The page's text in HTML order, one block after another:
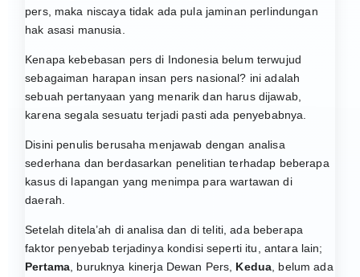
pers, maka niscaya tidak ada pula jaminan perlindungan
hak asasi manusia.
Kenapa kebebasan pers di Indonesia belum terwujud
sebagaiman harapan insan pers nasional? ini adalah
sebuah pertanyaan yang menarik dan harus dijawab,
karena segala sesuatu terjadi pasti ada penyebabnya.
Disini penulis berusaha menjawab dengan analisa
sederhana dan berdasarkan penelitian terhadap beberapa
kasus di lapangan yang menimpa para wartawan di
daerah.
Setelah ditela’ah di analisa dan di teliti, ada beberapa
faktor penyebab terjadinya kondisi seperti itu, antara lain;
Pertama , buruknya kinerja Dewan Pers, Kedua , belum ada